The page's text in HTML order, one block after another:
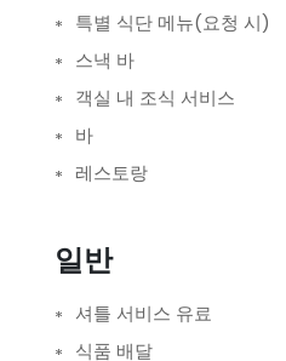
특별 식단 메뉴(요청 시)
스낵 바
객실 내 조식 서비스
바
레스토랑
일반
셔틀 서비스 유료
식품 배달